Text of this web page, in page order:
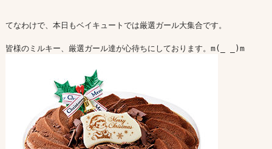
てなわけで、本日もベイキュートでは厳選ガール大集合です。
皆様のミルキー、厳選ガール達が心待ちにしております。m(_ _)m